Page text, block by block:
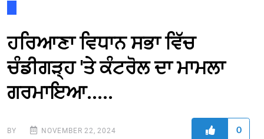
ਹਰਿਆਣਾ ਵਿਧਾਨ ਸਭਾ ਵਿੱਚ
ਚੰਡੀਗੜ੍ਹ 'ਤੇ ਕੰਟਰੋਲ ਦਾ ਮਾਮਲਾ
ਗਰਮਾਇਆ.....
BY NOVEMBER 22, 2024 0